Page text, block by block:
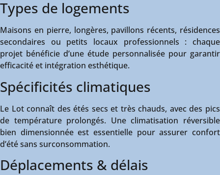
Types de logements
Maisons en pierre, longères, pavillons récents, résidences
secondaires ou petits locaux professionnels : chaque
projet bénéficie d’une étude personnalisée pour garantir
efficacité et intégration esthétique.
Spécificités climatiques
Le Lot connaît des étés secs et très chauds, avec des pics
de température prolongés. Une climatisation réversible
bien dimensionnée est essentielle pour assurer confort
d’été sans surconsommation.
Déplacements & délais